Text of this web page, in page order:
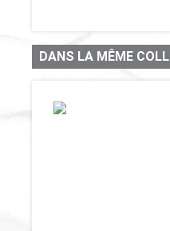
DANS LA MÊME